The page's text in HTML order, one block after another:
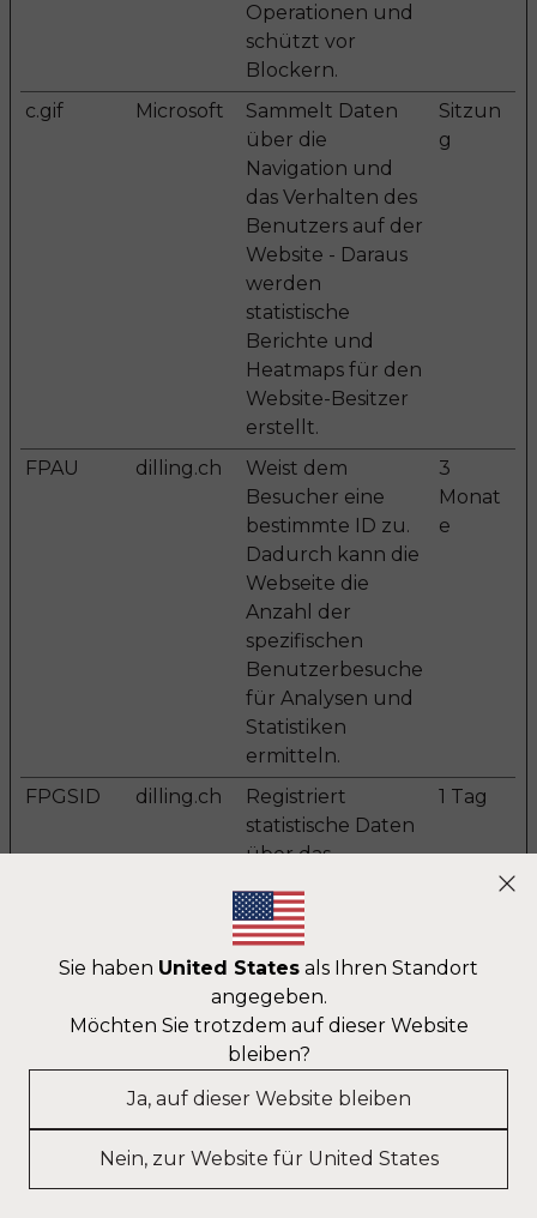
Operationen und
schützt vor
Blockern.
c.gif Microsoft
Sammelt Daten
über die
Navigation und
das Verhalten des
Benutzers auf der
Website - Daraus
werden
statistische
Berichte und
Heatmaps für den
Website-Besitzer
erstellt.
Sitzun
g
FPAU dilling.ch
Weist dem
Besucher eine
bestimmte ID zu.
Dadurch kann die
Webseite die
Anzahl der
spezifischen
Benutzerbesuche
für Analysen und
Statistiken
ermitteln.
3
Monat
e
FPGSID dilling.ch
Registriert
statistische Daten
über das
Besucher auf der
Website. Wird vom
Website-Betreiber
für internes
Analytics
verwendet.
1 Tag
dilling.ch
Registriert
statistische Daten
über das
Verhalten der
Tage
Modal Content
Sie haben United States als Ihren Standort
angegeben.
Möchten Sie trotzdem auf dieser Website
bleiben?
Ja, auf dieser Website bleiben
Nein, zur Website für United States